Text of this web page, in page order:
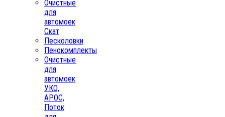
Очистные
для
автомоек
Скат
Песколовки
Пенокомплекты
Очистные
для
автомоек
УКО,
АРОС,
Поток